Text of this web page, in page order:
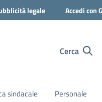
legale Accedi con
Cerca
sindacale Personale